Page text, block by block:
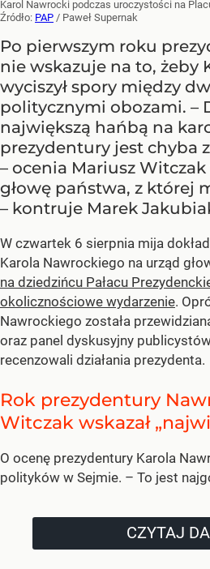
Karol Nawrocki podczas uroczystości na
Źródło: PAP / Paweł Supernak
Po pierwszym roku
nie wskazuje na to, żeby
wyciszył spory między
politycznymi obozami. –
największą hańbą na
prezydentury jest chyba
– ocenia Mariusz Witczak
głowę państwa, z której
– kontruje Marek
W czwartek 6 sierpnia mija
Karola Nawrockiego na urząd
na dziedzińcu Pałacu
okolicznościowe wydarzenie.
Nawrockiego została
oraz panel dyskusyjny
recenzowali działania prezydenta.
Rok prezydentury
Witczak wskazał
O ocenę prezydentury Karola
polityków w Sejmie. – To jest
CZYTAJ